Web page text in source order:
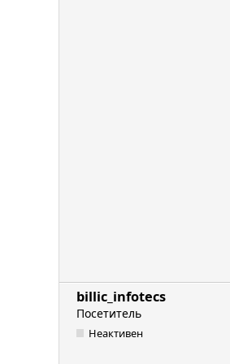
billic_infotecs
Посетитель
Неактивен